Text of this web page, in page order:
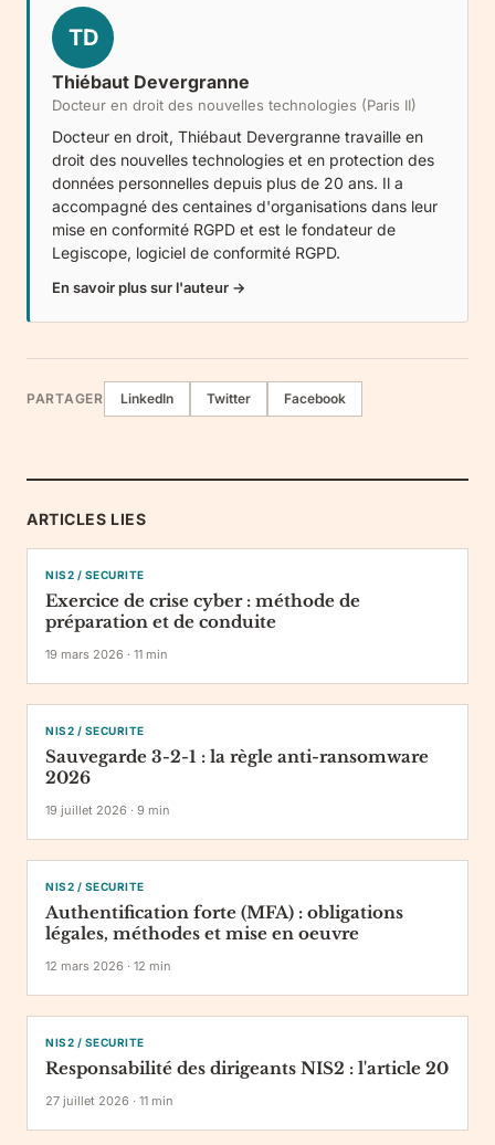
TD
Thiébaut Devergranne
Docteur en droit des nouvelles technologies (Paris II)
Docteur en droit, Thiébaut Devergranne travaille en
droit des nouvelles technologies et en protection des
données personnelles depuis plus de 20 ans. Il a
accompagné des centaines d'organisations dans leur
mise en conformité RGPD et est le fondateur de
Legiscope, logiciel de conformité RGPD.
En savoir plus sur l'auteur →
PARTAGER LinkedIn Twitter Facebook
ARTICLES LIES
NIS2 / SECURITE
Exercice de crise cyber : méthode de
préparation et de conduite
19 mars 2026 · 11 min
NIS2 / SECURITE
Sauvegarde 3-2-1 : la règle anti-ransomware
2026
19 juillet 2026 · 9 min
NIS2 / SECURITE
Authentification forte (MFA) : obligations
légales, méthodes et mise en oeuvre
12 mars 2026 · 12 min
NIS2 / SECURITE
Responsabilité des dirigeants NIS2 : l'article 20
27 juillet 2026 · 11 min